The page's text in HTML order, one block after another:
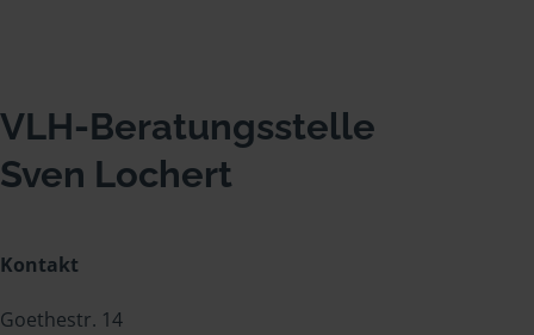
VLH-Beratungsstelle
Sven Lochert
Kontakt
Goethestr. 14